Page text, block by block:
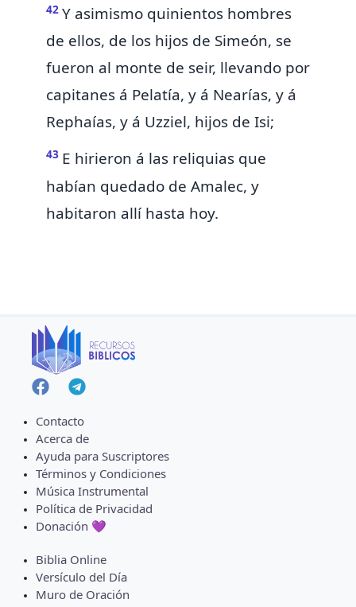
42 Y asimismo quinientos hombres
de ellos, de los hijos de Simeón, se
fueron al monte de seir, llevando por
capitanes á Pelatía, y á Nearías, y á
Rephaías, y á Uzziel, hijos de Isi;
43 E hirieron á las reliquias que
habían quedado de Amalec, y
habitaron allí hasta hoy.
Contacto
Acerca de
Ayuda para Suscriptores
Términos y Condiciones
Música Instrumental
Política de Privacidad
Donación 💜
Biblia Online
Versículo del Día
Muro de Oración